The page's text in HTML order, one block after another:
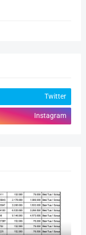
Twitter
Instagram